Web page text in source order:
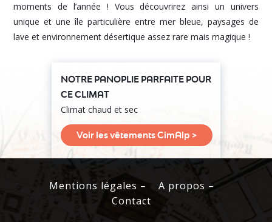
moments de l’année ! Vous découvrirez ainsi un univers
unique et une île particulière entre mer bleue, paysages de
lave et environnement désertique assez rare mais magique !
NOTRE PANOPLIE PARFAITE POUR
CE CLIMAT
Climat chaud et sec
Voir les vêtements CimAlp >
Mentions légales –
A propos –
Contact